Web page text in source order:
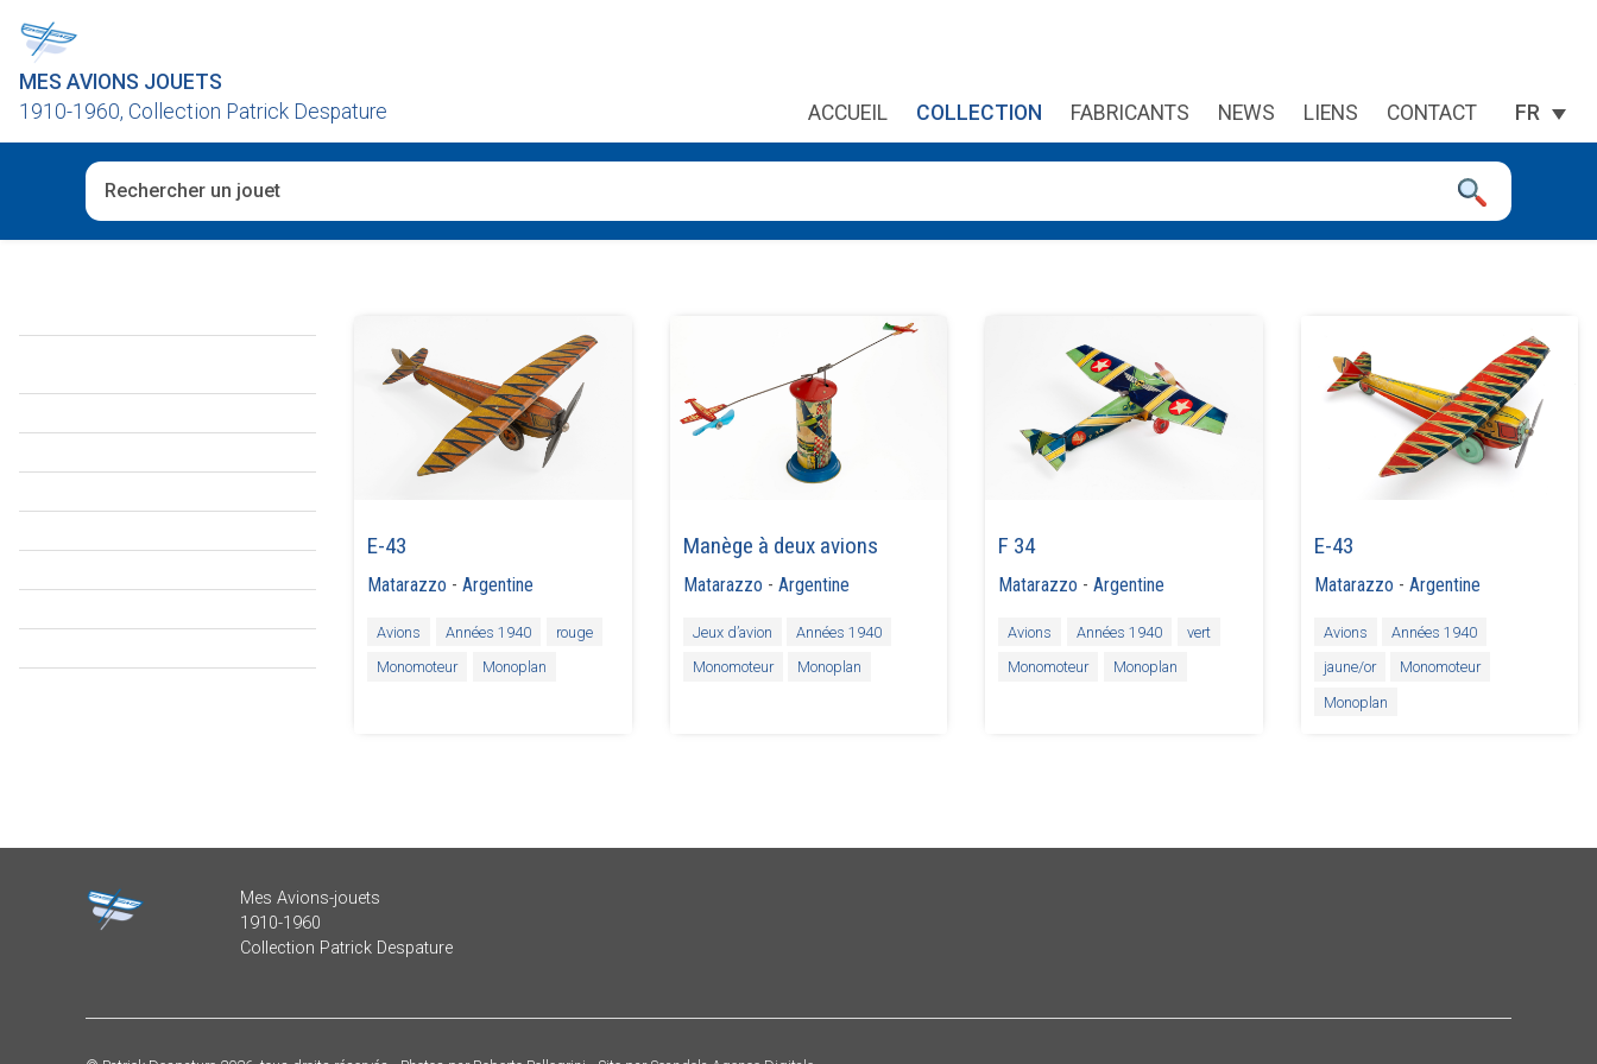
MES AVIONS JOUETS
1910-1960, Collection Patrick Despature
ACCUEIL COLLECTION FABRICANTS NEWS LIENS CONTACT FR
E-43
Matarazzo -Argentine
Avions Années 1940
rouge
Monomoteur
Monoplan
Manège à deux avions
Matarazzo - Argentine
Jeux d’avion
Années 1940
Monomoteur
Monoplan
F 34
Matarazzo -Argentine
Avions Années 1940
vert
Monomoteur
Monoplan
E-43
Matarazzo - Argentine
Avions
Années 1940
jaune/or
Monomoteur
Monoplan
Mes Avions-jouets
1910-1960
Collection Patrick Despature